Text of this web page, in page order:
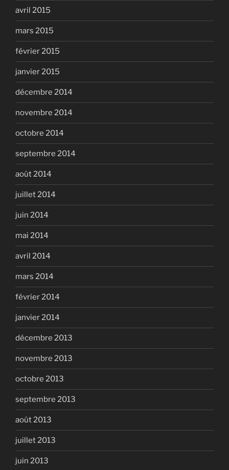
avril 2015
mars 2015
février 2015
janvier 2015
décembre 2014
novembre 2014
octobre 2014
septembre 2014
août 2014
juillet 2014
juin 2014
mai 2014
avril 2014
mars 2014
février 2014
janvier 2014
décembre 2013
novembre 2013
octobre 2013
septembre 2013
août 2013
juillet 2013
juin 2013